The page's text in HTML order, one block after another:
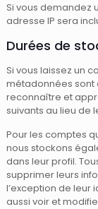
Si vous demandez
adresse IP sera
Durées de
Si vous laissez un
métadonnées sont
reconnaître et
suivants au lieu de
Pour les comptes
nous stockons
dans leur profil.
supprimer leurs
l’exception de leur
aussi voir et